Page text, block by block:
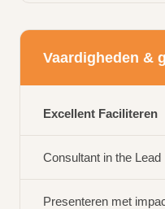
Vaardigheden &
Excellent Faciliteren
Consultant in the Lead
Presenteren met